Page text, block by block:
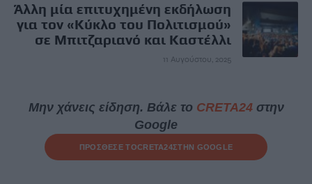
Άλλη μία επιτυχημένη εκδήλωση
για τον «Κύκλο του Πολιτισμού»
σε Μπιτζαριανό και Καστέλλι
11 Αυγούστου, 2025
Μην χάνεις είδηση. Βάλε το CRETA24στην
Google
ΠΡΟΣΘΕΣΕ ΤΟCRETA24ΣΤΗΝ GOOGLE